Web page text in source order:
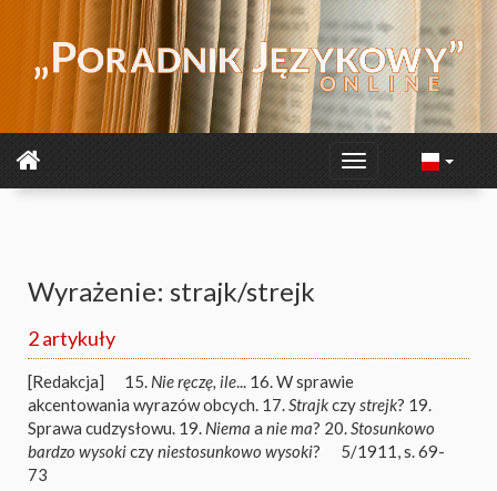
Wyrażenie: strajk/strejk
2 artykuły
[Redakcja] 15. Nie ręczę, ile... 16. W sprawie
akcentowania wyrazów obcych. 17.Strajkczystrejk? 19.
Sprawa cudzysłowu. 19. Niema a nie ma? 20.Stosunkowo
bardzo wysokiczyniestosunkowo wysoki?
5/1911, s. 69-
73